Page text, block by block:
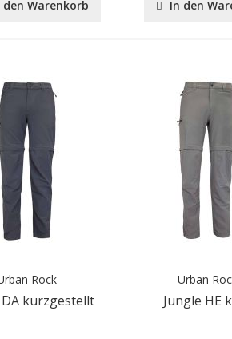
den Warenkorb In den
Rock
DA kurzgestellt
Urban
Jungle HE